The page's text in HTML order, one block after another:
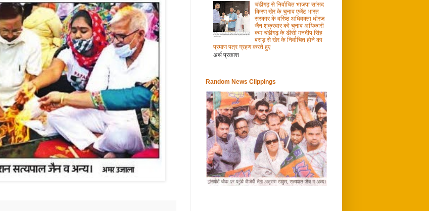
चंडीगढ़ से निर्वाचित भाजपा सांसद
किरण खेर के चुनाव एजेंट भारत
सरकार के वरिष्ठ अधिवक्ता धीरज
जैन शुक्रवार को चुनाव अधिकारी
कम चंडीगढ़ के डीसी मनदीप सिंह
बराड़ से खेर के निर्वाचित होने का
प्रमाण पत्र ग्रहण करते हुए
अर्थ प्रकाश
Random News Clippings